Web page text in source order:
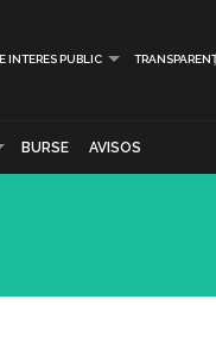
INTERES PUBLIC
BURSE AVISOS